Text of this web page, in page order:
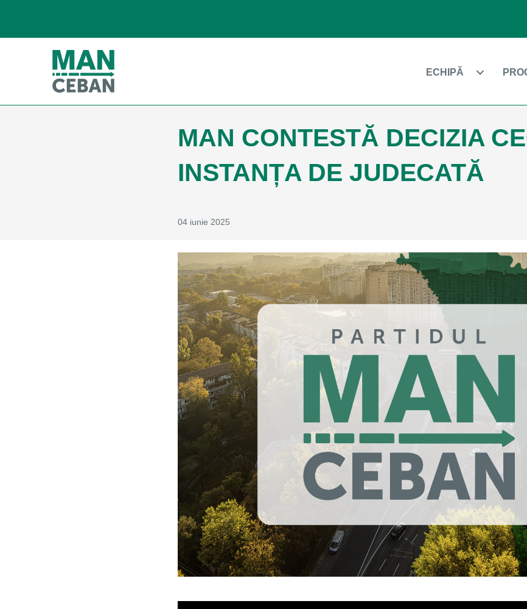
ECHIPĂ
MAN CONTESTĂ DECIZIA
INSTANȚA DE JUDECATĂ
04 iunie 2025